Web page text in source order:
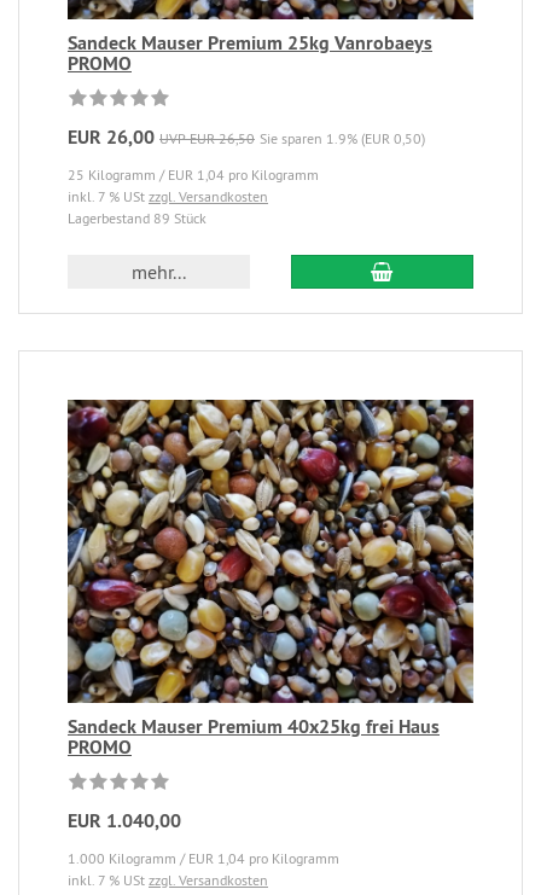
Sandeck Mauser Premium 25kg Vanrobaeys
PROMO
EUR 26,00 UVP EUR 26,50 Sie sparen 1.9% (EUR 0,50)
25 Kilogramm / EUR 1,04 pro Kilogramm
inkl. 7 % USt zzgl. Versandkosten
Lagerbestand 89 Stück
mehr...
Sandeck Mauser Premium 40x25kg frei Haus
PROMO
EUR 1.040,00
1.000 Kilogramm / EUR 1,04 pro Kilogramm
inkl. 7 % USt zzgl. Versandkosten